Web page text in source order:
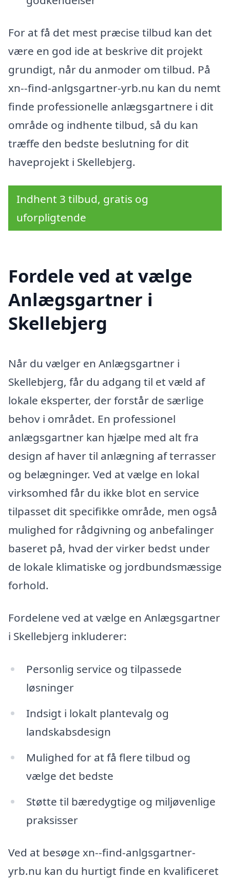
For at få det mest præcise tilbud kan det
være en god ide at beskrive dit projekt
grundigt, når du anmoder om tilbud. På
xn--find-anlgsgartner-yrb.nu kan du nemt
finde professionelle anlægsgartnere i dit
område og indhente tilbud, så du kan
træffe den bedste beslutning for dit
haveprojekt i Skellebjerg.
Indhent 3 tilbud, gratis og
uforpligtende
Fordele ved at vælge
Anlægsgartner i
Skellebjerg
Når du vælger en Anlægsgartner i
Skellebjerg, får du adgang til et væld af
lokale eksperter, der forstår de særlige
behov i området. En professionel
anlægsgartner kan hjælpe med alt fra
design af haver til anlægning af terrasser
og belægninger. Ved at vælge en lokal
virksomhed får du ikke blot en service
tilpasset dit specifikke område, men også
mulighed for rådgivning og anbefalinger
baseret på, hvad der virker bedst under
de lokale klimatiske og jordbundsmæssige
forhold.
Fordelene ved at vælge en Anlægsgartner
i Skellebjerg inkluderer:
Personlig service og tilpassede
løsninger
Indsigt i lokalt plantevalg og
landskabsdesign
Mulighed for at få flere tilbud og
vælge det bedste
Støtte til bæredygtige og miljøvenlige
praksisser
Ved at besøge xn--find-anlgsgartner-
yrb.nu kan du hurtigt finde en kvalificeret